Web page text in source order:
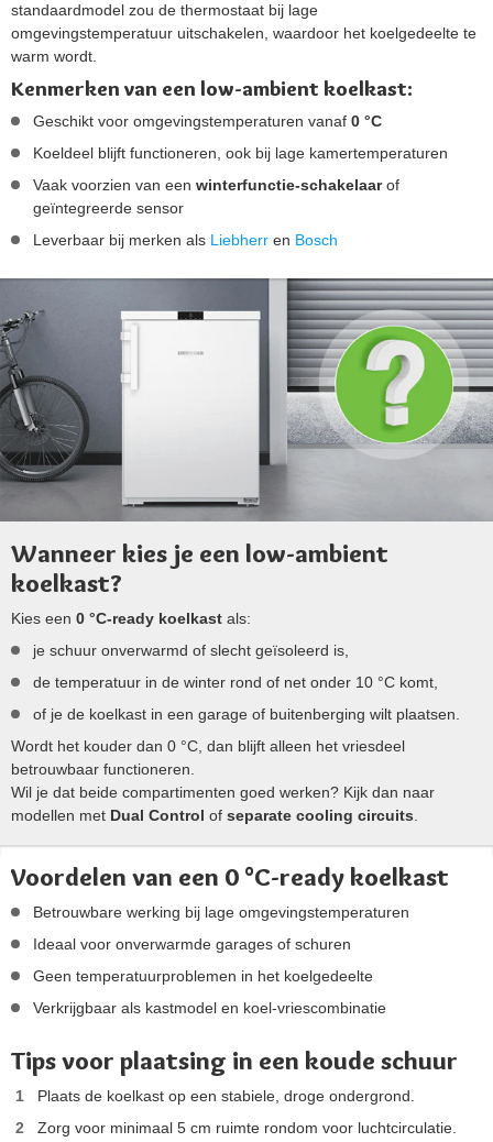
standaardmodel zou de thermostaat bij lage
omgevingstemperatuur uitschakelen, waardoor het koelgedeelte te
warm wordt.
Kenmerken van een low-ambient koelkast:
Geschikt voor omgevingstemperaturen vanaf 0 °C
Koeldeel blijft functioneren, ook bij lage kamertemperaturen
Vaak voorzien van een winterfunctie-schakelaarof
geïntegreerde sensor
Leverbaar bij merken als Liebherr en Bosch
Wanneer kies je een low-ambient
koelkast?
Kies een 0 °C-ready koelkast als:
je schuur onverwarmd of slecht geïsoleerd is,
de temperatuur in de winter rond of net onder 10 °C komt,
of je de koelkast in een garage of buitenberging wilt plaatsen.
Wordt het kouder dan 0 °C, dan blijft alleen het vriesdeel
betrouwbaar functioneren.
Wil je dat beide compartimenten goed werken? Kijk dan naar
modellen met Dual Control of separate cooling circuits
Voordelen van een 0 °C-ready koelkast
Betrouwbare werking bij lage omgevingstemperaturen
Ideaal voor onverwarmde garages of schuren
Geen temperatuurproblemen in het koelgedeelte
Verkrijgbaar als kastmodel en koel-vriescombinatie
Tips voor plaatsing in een koude schuur
Plaats de koelkast op een stabiele, droge ondergrond.
Zorg voor minimaal 5 cm ruimte rondom voor luchtcirculatie.